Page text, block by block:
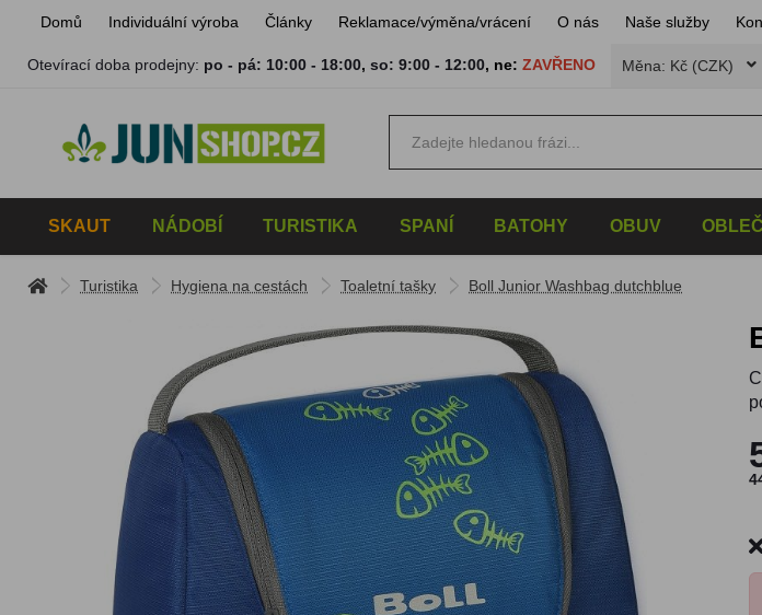
Domů Individuální výroba Články Reklamace/výměna/vrácení O nás Naše služby
Otevírací doba prodejny: po - pá: 10:00 - 18:00,so: 9:00 - 12:00, ne: ZAVŘENO Měna: Kč (CZK)
SKAUT NÁDOBÍ TURISTIKA SPANÍ BATOHY OBUV
Turistika Hygiena na cestách Toaletní tašky Boll Junior Washbag dutchblue